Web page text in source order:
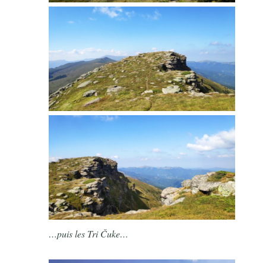
…puis les Tri Čuke…